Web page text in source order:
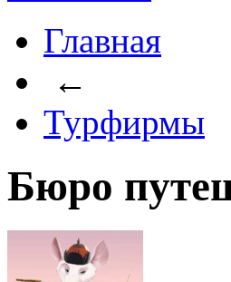
Главная
←
Турфирмы
Бюро